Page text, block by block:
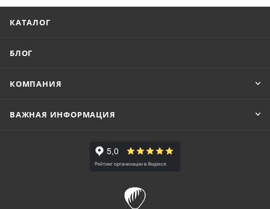
КАТАЛОГ
БЛОГ
КОМПАНИЯ
ВАЖНАЯ ИНФОРМАЦИЯ